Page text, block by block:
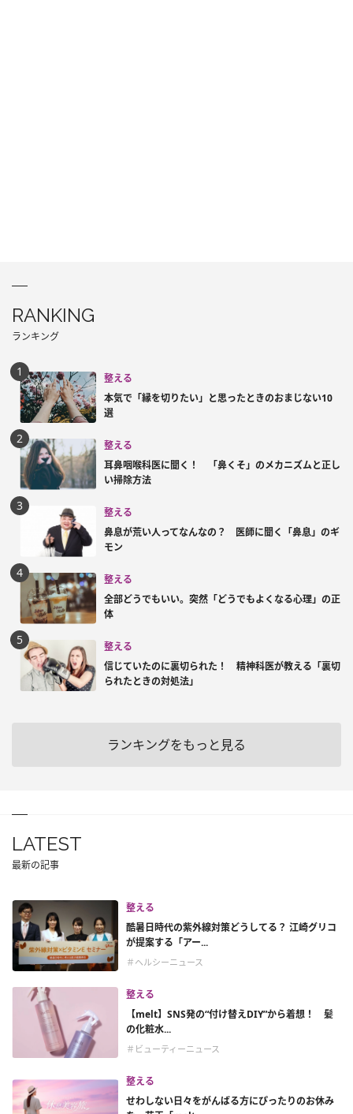
RANKING
ランキング
整える
本気で「縁を切りたい」と思ったときのおまじない10
選
整える
耳鼻咽喉科医に聞く！ 「鼻くそ」のメカニズムと正し
い掃除方法
整える
鼻息が荒い人ってなんなの？ 医師に聞く「鼻息」のギ
モン
整える
全部どうでもいい。突然「どうでもよくなる心理」の正
体
整える
信じていたのに裏切られた！ 精神科医が教える「裏切
られたときの対処法」
ランキングをもっと見る
LATEST
最新の記事
整える
酷暑日時代の紫外線対策どうしてる？ 江崎グリコ
が提案する「アー...
＃ヘルシーニュース
整える
【melt】SNS発の“付け替えDIY”から着想！ 髪
の化粧水...
＃ビューティーニュース
整える
せわしない日々をがんばる方にぴったりのお休み